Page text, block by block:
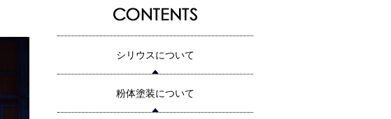
シリウスについて
粉体塗装について